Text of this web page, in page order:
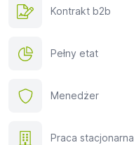
Kontrakt b2b
Pełny etat
Menedżer
Praca stacjonarna